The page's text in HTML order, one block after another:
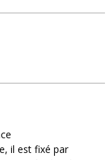
il est fixé par